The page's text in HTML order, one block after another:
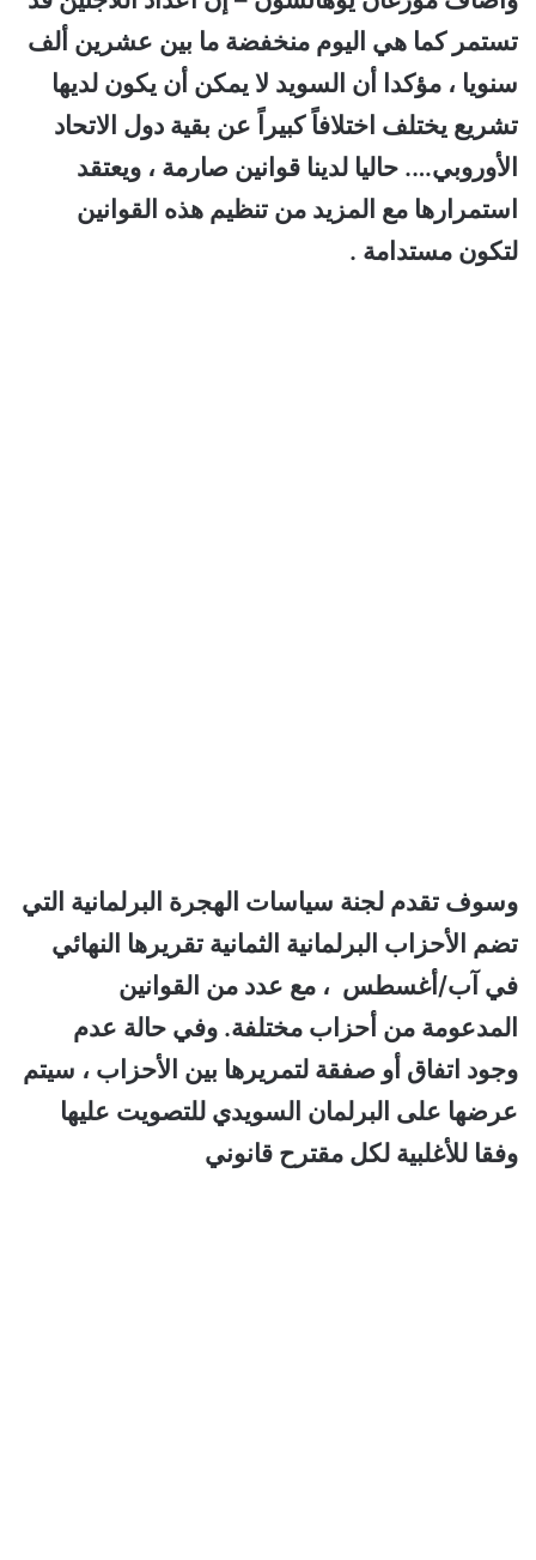
تستمر كما هي اليوم منخفضة ما بين عشرين ألف
سنويا ، مؤكدا أن السويد لا يمكن أن يكون لديها
تشريع يختلف اختلافاً كبيراً عن بقية دول الاتحاد
الأوروبي…. حاليا لدينا قوانين صارمة ، ويعتقد
استمرارها مع المزيد من تنظيم هذه القوانين
لتكون مستدامة .
وسوف تقدم لجنة سياسات الهجرة البرلمانية التي
تضم الأحزاب البرلمانية الثمانية تقريرها النهائي
في آب/أغسطس ، مع عدد من القوانين
المدعومة من أحزاب مختلفة. وفي حالة عدم
وجود اتفاق أو صفقة لتمريرها بين الأحزاب ، سيتم
عرضها على البرلمان السويدي للتصويت عليها
وفقا للأغلبية لكل مقترح قانوني